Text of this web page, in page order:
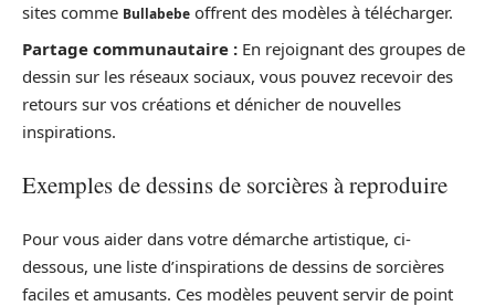
sites comme Bullabebe offrent des modèles à télécharger.
Partage communautaire : En rejoignant des groupes de
dessin sur les réseaux sociaux, vous pouvez recevoir des
retours sur vos créations et dénicher de nouvelles
inspirations.
Exemples de dessins de sorcières à reproduire
Pour vous aider dans votre démarche artistique, ci-
dessous, une liste d’inspirations de dessins de sorcières
faciles et amusants. Ces modèles peuvent servir de point